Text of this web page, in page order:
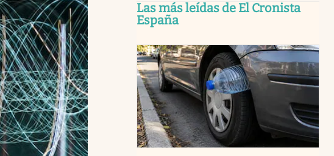
Las más leídas de El Cronista
España